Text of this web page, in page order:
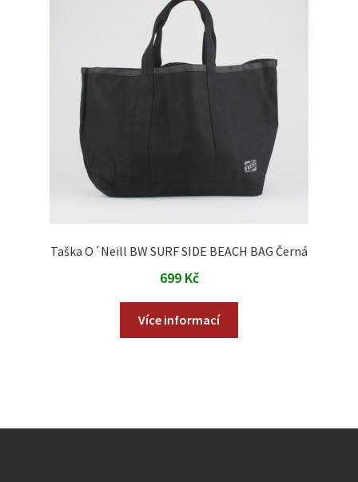
Taška O´Neill BW SURF SIDE BEACH BAG Černá
699 Kč
Více informací